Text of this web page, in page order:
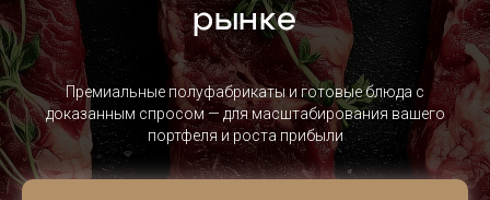
рынке
Премиальные полуфабрикаты и готовые блюда с
доказанным спросом — для масштабирования вашего
портфеля и роста прибыли